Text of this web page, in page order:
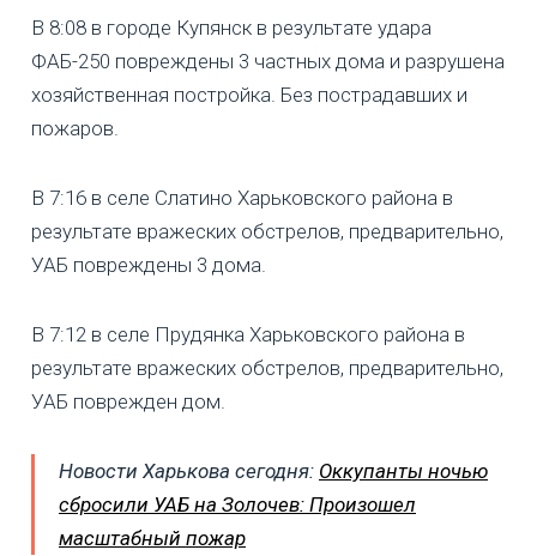
В 8:08 в городе Купянск в результате удара
ФАБ-250 повреждены 3 частных дома и разрушена
хозяйственная постройка. Без пострадавших и
пожаров.
В 7:16 в селе Слатино Харьковского района в
результате вражеских обстрелов, предварительно,
УАБ повреждены 3 дома.
В 7:12 в селе Прудянка Харьковского района в
результате вражеских обстрелов, предварительно,
УАБ поврежден дом.
Новости Харькова сегодня: Оккупанты ночью
сбросили УАБ на Золочев: Произошел
масштабный пожар